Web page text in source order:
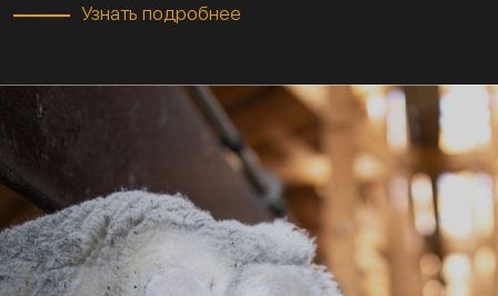
Узнать подробнее